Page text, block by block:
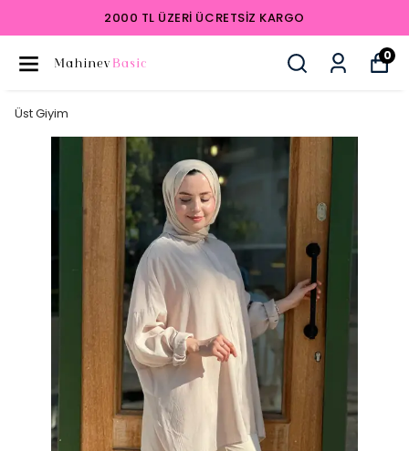
2000 TL ÜZERI ÜCRETSIZ KARGO
0
Üst Giyim